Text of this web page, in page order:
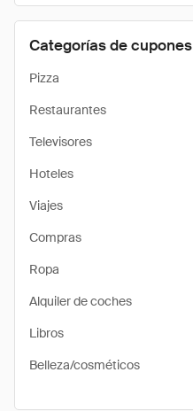
Categorías de cupones
Pizza
Restaurantes
Televisores
Hoteles
Viajes
Compras
Ropa
Alquiler de coches
Libros
Belleza/cosméticos